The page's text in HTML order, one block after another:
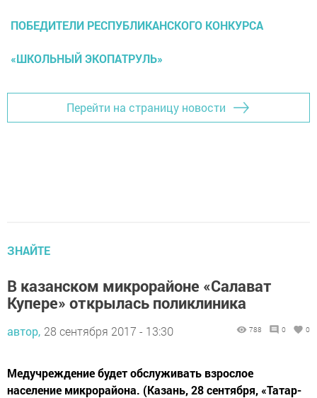
ПОБЕДИТЕЛИ РЕСПУБЛИКАНСКОГО КОНКУРСА
«ШКОЛЬНЫЙ ЭКОПАТРУЛЬ»
Перейти на страницу новости
ЗНАЙТЕ
В казанском микрорайоне «Салават
Купере» открылась поликлиника
автор, 28 сентября 2017 - 13:30 788 0 0
Медучреждение будет обслуживать взрослое
население микрорайона. (Казань, 28 сентября, «Татар-